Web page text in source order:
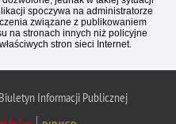
spoczywa na administratorze
związane z publikowaniem
na stronach innych niż policyjne
stron sieci Internet.
Biuletyn Informacji Publicznej